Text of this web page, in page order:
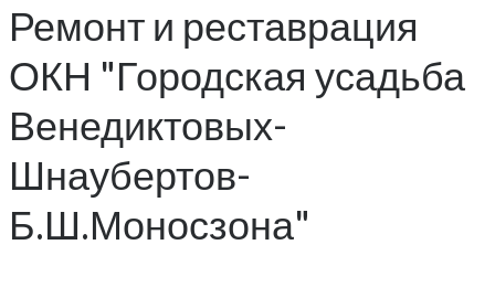
Ремонт и реставрация
ОКН "Городская усадьба
Венедиктовых-
Шнаубертов-
Б.Ш.Моносзона"